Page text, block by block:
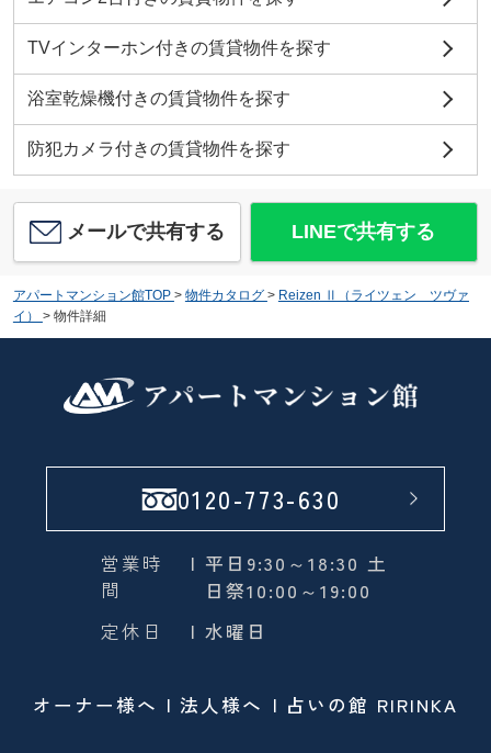
TVインターホン付きの賃貸物件を探す
浴室乾燥機付きの賃貸物件を探す
防犯カメラ付きの賃貸物件を探す
メールで共有する LINEで共有する
アパートマンション館TOP > 物件カタログ > Reizen Ⅱ（ライツェン ツヴァ
イ）
> 物件詳細
0120-773-630
営業時
間
| 平日9:30～18:30 土
日祭10:00～19:00
定休日
| 水曜日
オーナー様へ 法人様へ 占いの館 RIRINKA